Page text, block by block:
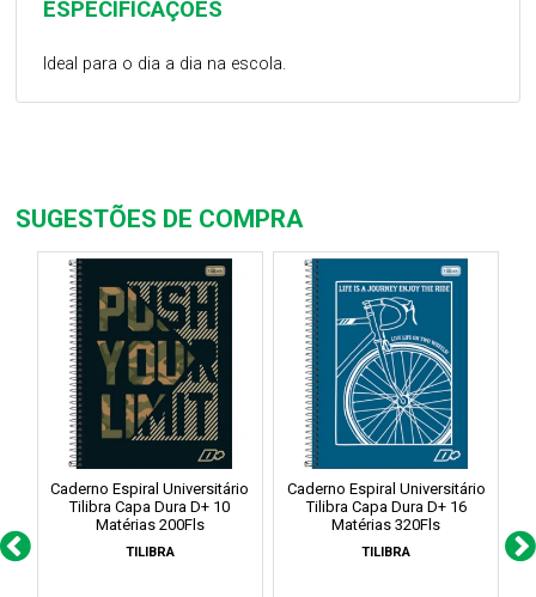
ESPECIFICAÇÕES
Ideal para o dia a dia na escola.
SUGESTÕES DE COMPRA
Caderno Espiral Universitário
Tilibra Capa Dura D+ 10
Matérias 200Fls
TILIBRA
Caderno Espiral Universitário
Tilibra Capa Dura D+ 16
Matérias 320Fls
TILIBRA